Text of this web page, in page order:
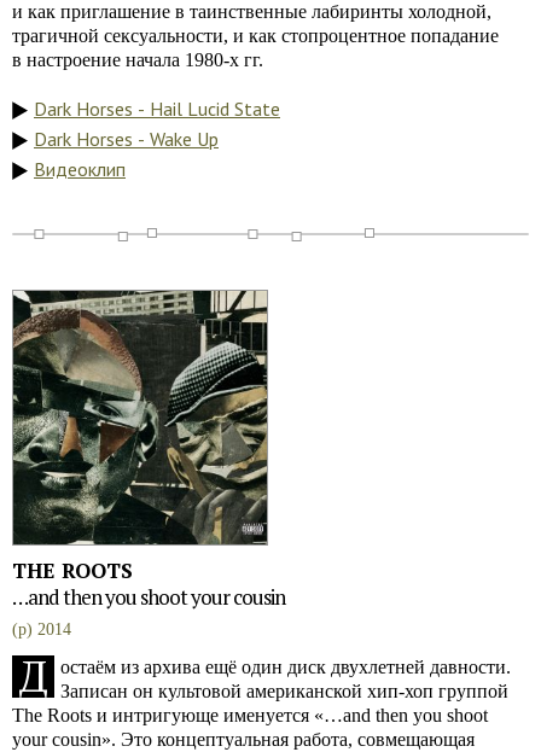
и как приглашение в таинственные лабиринты холодной,
трагичной сексуальности, и как стопроцентное попадание
в настроение начала 1980-х гг.
Dark Horses - Hail Lucid State
Dark Horses - Wake Up
Видеоклип
THE ROOTS
…and then you shoot your cousin
(p) 2014
Д
остаём из архива ещё один диск двухлетней давности.
Записан он культовой американской хип-хоп группой
The Roots и интригующе именуется «…and then you shoot
your cousin». Это концептуальная работа, совмещающая